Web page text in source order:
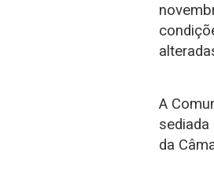
A
sediada
da